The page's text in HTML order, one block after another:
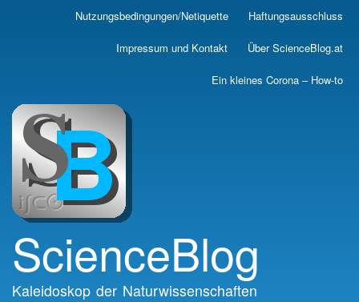
Skip
main
Nutzungsbedingungen/Netiquette Haftungsausschluss
Impressum und Kontakt Über ScienceBlog.at
Ein kleines Corona – How-to
ScienceBlog
Kaleidoskop der Naturwissenschaften